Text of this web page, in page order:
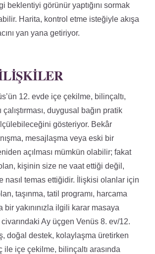
beklentiyi görünür yaptığını sormak
Harita, kontrol etme isteğiyle akışa
yan yana getiriyor.
12. evde içe çekilme, bilinçaltı,
çalıştırması, duygusal bağın pratik
gösteriyor. Bekâr
mesajlaşma veya eski bir
açılması mümkün olabilir; fakat
kişinin size ne vaat ettiği değil,
nasıl temas ettiğidir. İlişkisi olanlar için
taşınma, tatil programı, harcama
bir yakınınızla ilgili karar masaya
Ay üçgen Venüs 8. ev/12.
doğal destek, kolaylaşma üretirken
ile içe çekilme, bilinçaltı arasında